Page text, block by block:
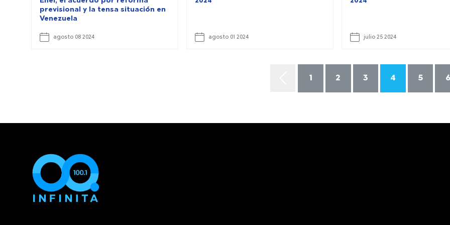
previsional y la tensa situación en
Venezuela
agosto 08 2024 agosto 01 2024 julio 25 2024
1 2 3 4 5 6